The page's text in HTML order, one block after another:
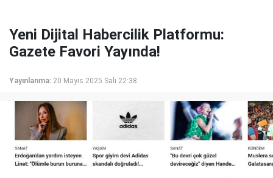
Yeni Dijital Habercilik Platformu:
Gazete Favori Yayında!
Yayınlanma: 20 Mayıs 2025 Salı 22:38